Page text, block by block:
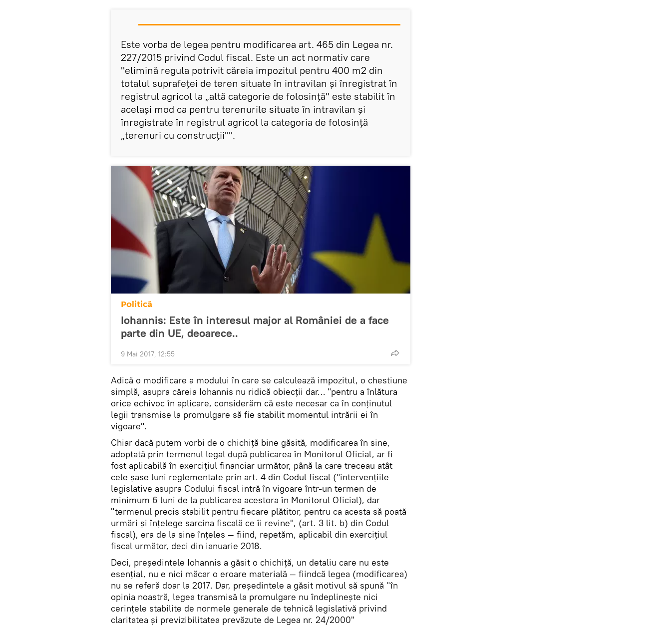
Este vorba de legea pentru modificarea art. 465 din Legea nr.
227/2015 privind Codul fiscal. Este un act normativ care
"elimină regula potrivit căreia impozitul pentru 400 m2 din
totalul suprafeței de teren situate în intravilan și înregistrat în
registrul agricol la „altă categorie de folosință" este stabilit în
același mod ca pentru terenurile situate în intravilan și
înregistrate în registrul agricol la categoria de folosință
„terenuri cu construcții"".
Politică
Iohannis: Este în interesul major al României de a face
parte din UE, deoarece..
9 Mai 2017, 12:55
Adică o modificare a modului în care se calculează impozitul, o chestiune
simplă, asupra căreia Iohannis nu ridică obiecții dar… "pentru a înlătura
orice echivoc în aplicare, considerăm că este necesar ca în conținutul
legii transmise la promulgare să fie stabilit momentul intrării ei în
vigoare".
Chiar dacă putem vorbi de o chichiță bine găsită, modificarea în sine,
adoptată prin termenul legal după publicarea în Monitorul Oficial, ar fi
fost aplicabilă în exercițiul financiar următor, până la care treceau atât
cele șase luni reglementate prin art. 4 din Codul fiscal ("intervențiile
legislative asupra Codului fiscal intră în vigoare într-un termen de
minimum 6 luni de la publicarea acestora în Monitorul Oficial), dar
"termenul precis stabilit pentru fiecare plătitor, pentru ca acesta să poată
urmări și înțelege sarcina fiscală ce îi revine", (art. 3 lit. b) din Codul
fiscal), era de la sine înțeles — fiind, repetăm, aplicabil din exercițiul
fiscal următor, deci din ianuarie 2018.
Deci, președintele Iohannis a găsit o chichiță, un detaliu care nu este
esențial, nu e nici măcar o eroare materială — fiindcă legea (modificarea)
nu se referă doar la 2017. Dar, președintele a găsit motivul să spună "în
opinia noastră, legea transmisă la promulgare nu îndeplinește nici
cerințele stabilite de normele generale de tehnică legislativă privind
claritatea și previzibilitatea prevăzute de Legea nr. 24/2000"